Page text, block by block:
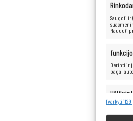
Saugoti ir
Naudoti
Derinti ir
pagal
turinio
Tvarkyti